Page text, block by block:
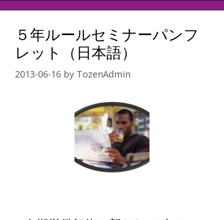
５年ルールセミナーパンフ
レット（日本語）
2013-06-16 by TozenAdmin